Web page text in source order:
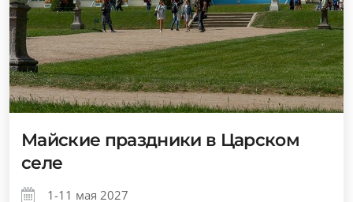
Майские праздники в Царском
селе
1-11 мая 2027